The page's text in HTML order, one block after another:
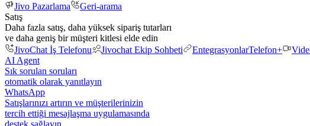
Jivo Pazarlama
Geri-arama
Satış
Daha fazla satış, daha yüksek sipariş tutarları
ve daha geniş bir müşteri kitlesi elde edin
JivoChat İş Telefonu
Jivochat Ekip Sohbeti EntegrasyonlarTelefon+
AI Agent
Sık sorulan soruları
otomatik olarak yanıtlayın
WhatsApp
Satışlarınızı artırın ve müşterilerinizin
tercih ettiği mesajlaşma uygulamasında
destek sağlayın